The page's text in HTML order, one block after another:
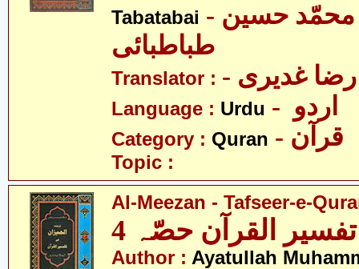
Tabatabai - آیت اللہ محمّد حسین
طباطبائی
Translator : رضا غدیری
Language : Urdu
Category : Quran - قرآن
Topic :
Al-Meezan - Tafseer-e-
القرآن حصّہ 4
Author : Ayatullah